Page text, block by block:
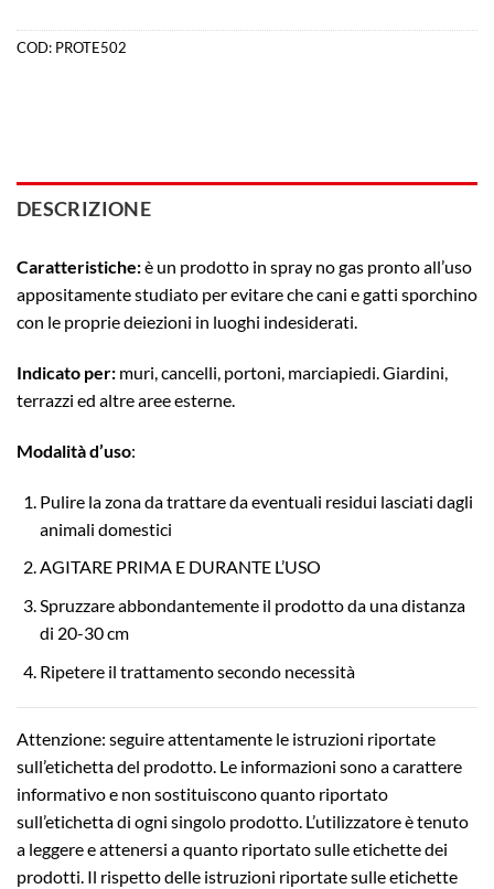
COD: PROTE502
DESCRIZIONE
Caratteristiche:è un prodotto in spray no gas pronto all’uso
appositamente studiato per evitare che cani e gatti sporchino
con le proprie deiezioni in luoghi indesiderati.
Indicato per: muri, cancelli, portoni, marciapiedi. Giardini,
terrazzi ed altre aree esterne.
Modalità d’uso:
Pulire la zona da trattare da eventuali residui lasciati dagli
animali domestici
AGITARE PRIMA E DURANTE L’USO
Spruzzare abbondantemente il prodotto da una distanza
di 20-30 cm
Ripetere il trattamento secondo necessità
Attenzione: seguire attentamente le istruzioni riportate
sull’etichetta del prodotto. Le informazioni sono a carattere
informativo e non sostituiscono quanto riportato
sull’etichetta di ogni singolo prodotto. L’utilizzatore è tenuto
a leggere e attenersi a quanto riportato sulle etichette dei
prodotti. Il rispetto delle istruzioni riportate sulle etichette